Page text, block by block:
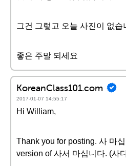
그건 그렇고 오늘 사진이 없습
좋은 주말 되세요
KoreanClass101.com
2017-01-07 14:55:17
Hi William,
Thank you for posting. 사 마
version of 사서 마십니다. (사